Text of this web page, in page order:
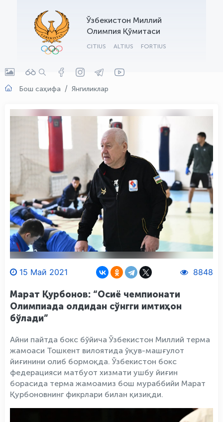
Ўзбекистон Миллий
Олимпия Қўмитаси
CITIUS ALTIUS FORTIUS
Бош саҳифа Янгиликлар
15 Май 2021 8848
Марат Қурбонов: “Осиё чемпионати
Олимпиада олдидан сўнгги имтиҳон
бўлади”
Айни пайтда бокс бўйича Ўзбекистон Миллий терма
жамоаси Тошкент вилоятида ўқув-машғулот
йиғинини олиб бормоқда. Ўзбекистон бокс
федерацияси матбуот хизмати ушбу йиғин
борасида терма жамоамиз бош мураббийи Марат
Қурбоновнинг фикрлари билан қизиқди.
OLYMPCHIK AI - yordamchi
Онлайн · olympic.uz